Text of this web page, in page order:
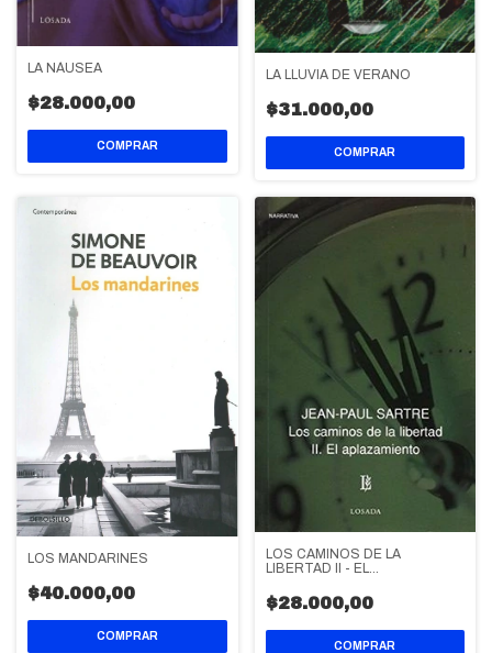
LA NÁUSEA
$28.000,00
LA LLUVIA DE VERANO
$31.000,00
LOS MANDARINES
$40.000,00
LOS CAMINOS DE LA
LIBERTAD II - EL
$28.000,00